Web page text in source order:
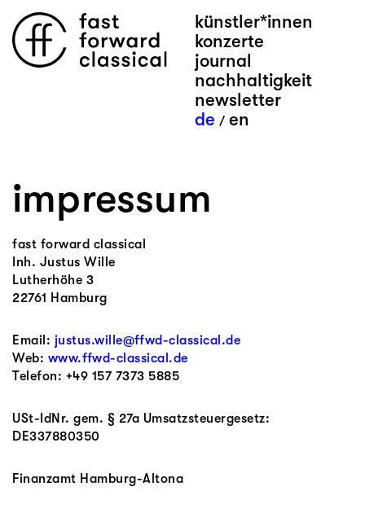
künstler*innen
konzerte
journal
nachhaltigkeit
newsletter
de / en
impressum
fast forward classical
Inh. Justus Wille
Lutherhöhe 3
22761 Hamburg
Email: justus.wille@ffwd-classical.de
Web: www.ffwd-classical.de
Telefon: +49 157 7373 5885
USt-IdNr. gem. § 27a Umsatzsteuergesetz:
DE337880350
Finanzamt Hamburg-Altona